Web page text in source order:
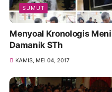
SUMUT
Menyoal Kronologis
Damanik STh
KAMIS, MEI 04, 2017